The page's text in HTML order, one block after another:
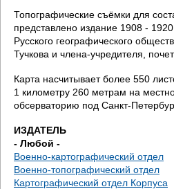
В
ы
з
д
с
ь
Топографические съёмки для
представлено издание 1908 -
Русского географического
Тучкова и члена-учредителя,
Карта насчитывает более 550
1 километру 260 метрам на
обсерваторию под Санкт-
ИЗДАТЕЛЬ
- Любой -
Военно-картографический отдел
Военно-топографический отдел
Картографический отдел Корпуса